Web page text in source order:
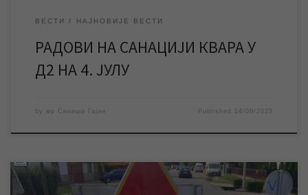
ВЕСТИ НАЈНОВИЈЕ ВЕСТИ
РАДОВИ НА САНАЦИЈИ КВАРА У
Д2 НА 4. ЈУЛУ
by мр Синиша Гајин Published 14/09/2025